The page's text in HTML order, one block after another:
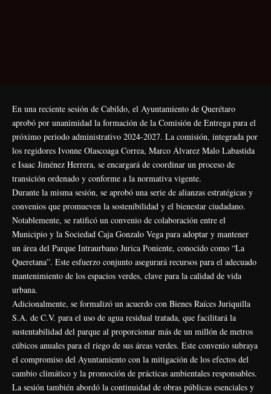
En una reciente sesión de Cabildo, el Ayuntamiento de Querétaro
aprobó por unanimidad la formación de la Comisión de Entrega para el
próximo periodo administrativo 2024-2027. La comisión, integrada por
los regidores Ivonne Olascoaga Correa, Marco Álvarez Malo Labastida
e Isaac Jiménez Herrera, se encargará de coordinar un proceso de
transición ordenado y conforme a la normativa vigente.
Durante la misma sesión, se aprobó una serie de alianzas estratégicas y
convenios que promueven la sostenibilidad y el bienestar ciudadano.
Notablemente, se ratificó un convenio de colaboración entre el
Municipio y la Sociedad Caja Gonzalo Vega para adoptar y mantener
un área del Parque Intraurbano Jurica Poniente, conocido como “La
Queretana”. Este esfuerzo conjunto asegurará recursos para el adecuado
mantenimiento de los espacios verdes, clave para la calidad de vida
urbana.
Adicionalmente, se formalizó un acuerdo con Bienes Raíces Juriquilla
S.A. de C.V. para el uso de agua residual tratada, que facilitará la
sustentabilidad del parque al proporcionar más de un millón de metros
cúbicos anuales para el riego de sus áreas verdes. Este convenio subraya
el compromiso del Ayuntamiento con la mitigación de los efectos del
cambio climático y la promoción de prácticas ambientales responsables.
La sesión también abordó la continuidad de obras públicas esenciales y